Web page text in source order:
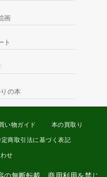
画
ト
の本
い物ガイド 本の買取り
定商取引法に基づく表記
せ